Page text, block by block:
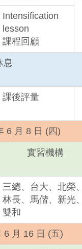
Intensification
lesson
課程回顧
息
課後評量
6 月 8 日 (四)
實習機構
三總、台大、北榮
林長、馬偕、新光
雙和
6 月 16 日 (五)